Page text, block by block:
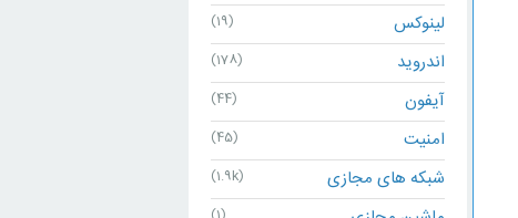
لینوکس (19)
اندروید (178)
آیفون (44)
امنیت (45)
شبکه های مجازی (1.9k)